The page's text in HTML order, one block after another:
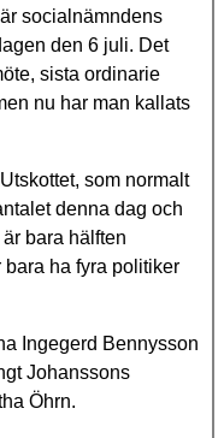
socialnämndens
den 6 juli. Det
sista ordinarie
nu har man kallats
som normalt
denna dag och
bara hälften
bara ha fyra politiker
Ingegerd Bennysson
Johanssons
Öhrn.